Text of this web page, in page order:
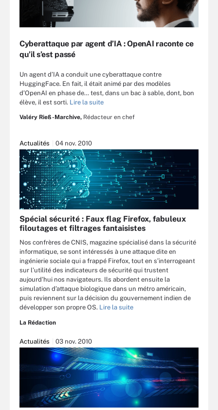
Cyberattaque par agent d’IA : OpenAI raconte ce
qu’il s’est passé
Un agent d’IA a conduit une cyberattaque contre
HuggingFace. En fait, il était animé par des modèles
d’OpenAI en phase de… test, dans un bac à sable, dont, bon
élève, il est sorti. Lire la suite
Valéry Rieß-Marchive, Rédacteur en chef
Actualités 04 nov. 2010
Spécial sécurité : Faux flag Firefox, fabuleux
filoutages et filtrages fantaisistes
Nos confrères de CNIS, magazine spécialisé dans la sécurité
informatique, se sont intéressés à une attaque dite en
ingénierie sociale qui a frappé Firefox, tout en s’interrogeant
sur l’utilité des indicateurs de sécurité qui trustent
aujourd’hui nos navigateurs. Ils abordent ensuite la
simulation d’attaque biologique dans un métro américain,
puis reviennent sur la décision du gouvernement indien de
développer son propre OS. Lire la suite
La Rédaction
Actualités 03 nov. 2010